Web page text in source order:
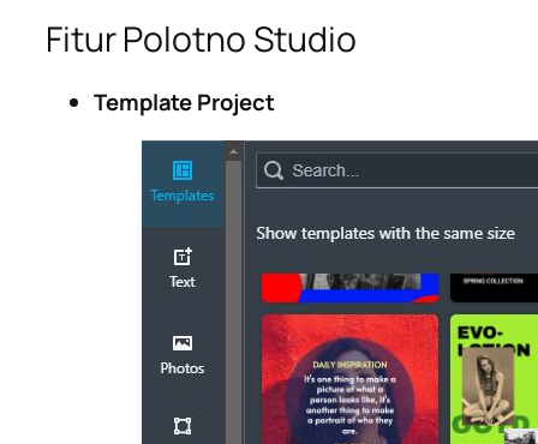
Fitur Polotno Studio
Template Project